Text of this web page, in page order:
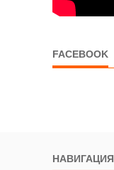
FACEBOOK
НАВИГАЦИЯ